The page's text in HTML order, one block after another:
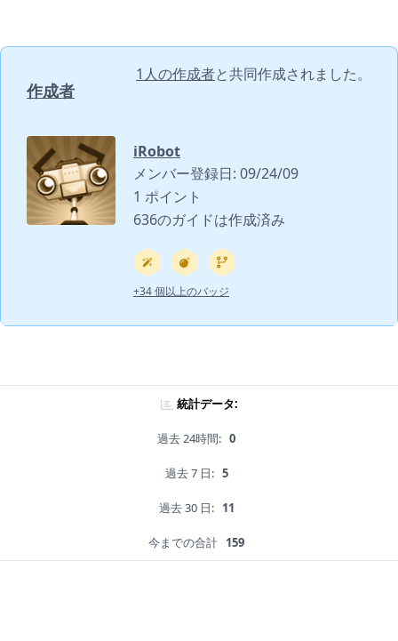
作成者
1人の作成者と共同作成されました。
iRobot
メンバー登録日: 09/24/09
1 ポイント
636のガイドは作成済み
+34 個以上のバッジ
統計データ:
過去 24時間: 0
過去 7 日: 5
過去 30 日: 11
今までの合計 159